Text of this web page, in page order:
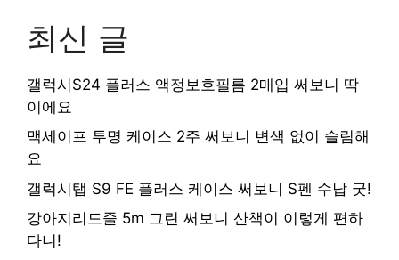
최신 글
갤럭시S24 플러스 액정보호필름 2매입 써보니 딱
이에요
맥세이프 투명 케이스 2주 써보니 변색 없이 슬림해
요
갤럭시탭 S9 FE 플러스 케이스 써보니 S펜 수납 굿!
강아지리드줄 5m 그린 써보니 산책이 이렇게 편하
다니!